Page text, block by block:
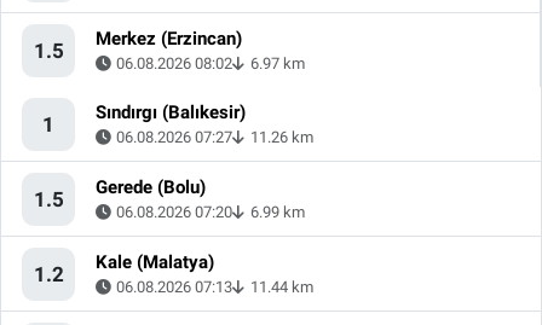
1.5 Merkez (Erzincan)
06.08.2026 08:02 6.97 km
1 Sındırgı (Balıkesir)
06.08.2026 07:27 11.26 km
1.5 Gerede (Bolu)
06.08.2026 07:20 6.99 km
1.2 Kale (Malatya)
06.08.2026 07:13 11.44 km